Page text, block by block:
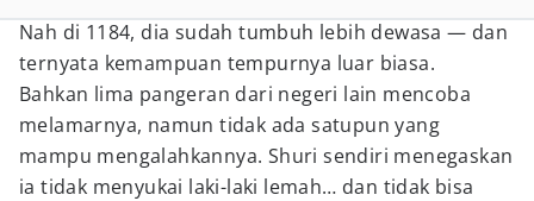
Nah di 1184, dia sudah tumbuh lebih dewasa — dan
ternyata kemampuan tempurnya luar biasa.
Bahkan lima pangeran dari negeri lain mencoba
melamarnya, namun tidak ada satupun yang
mampu mengalahkannya. Shuri sendiri menegaskan
ia tidak menyukai laki-laki lemah… dan tidak bisa